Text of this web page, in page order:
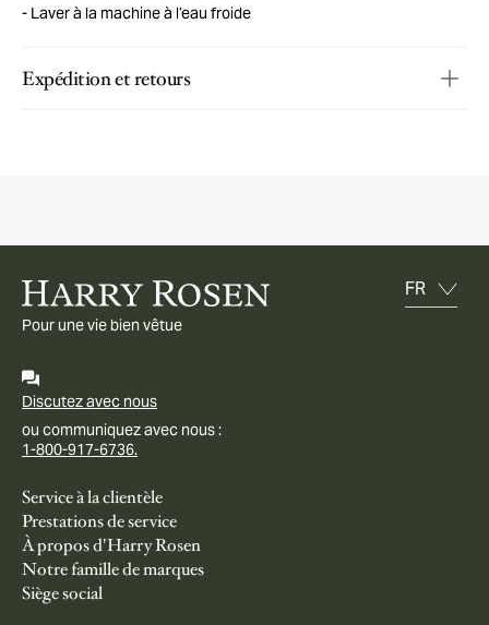
Laver à la machine à l’eau froide
Expédition et retours
Pour une vie bien vêtue
Discutez avec nous
ou communiquez avec nous :
1-800-917-6736.
Service à la clientèle
Prestations de service
À propos d'Harry Rosen
Notre famille de marques
Siège social